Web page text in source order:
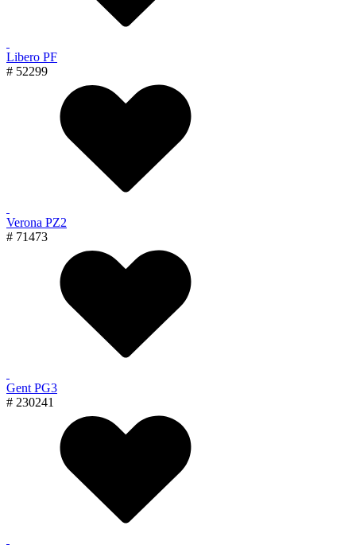
Libero PF
# 52299
Verona PZ2
# 71473
Gent PG3
# 230241